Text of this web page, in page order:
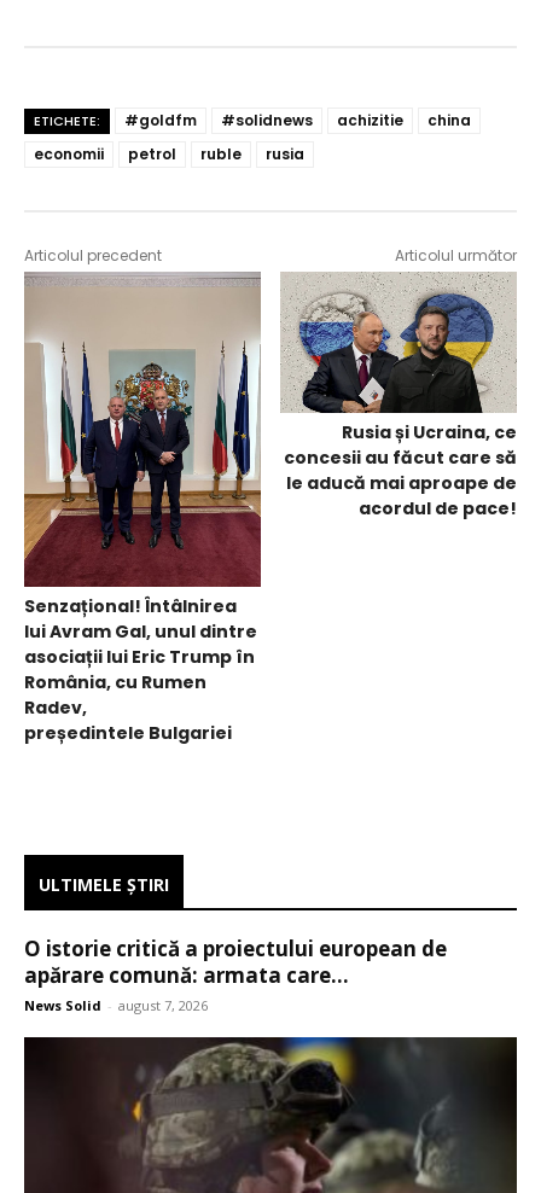
ETICHETE: #goldfm #solidnews achizitie
china
economii
petrol ruble rusia
Articolul precedent
Senzațional! Întâlnirea
lui Avram Gal, unul dintre
asociații lui Eric Trump în
România, cu Rumen
Radev,
președintele Bulgariei
Articolul următor
Rusia și Ucraina, ce
concesii au făcut care să
le aducă mai aproape de
acordul de pace!
ULTIMELE ŞTIRI
O istorie critică a proiectului european de
apărare comună: armata care...
News Solid - august 7, 2026